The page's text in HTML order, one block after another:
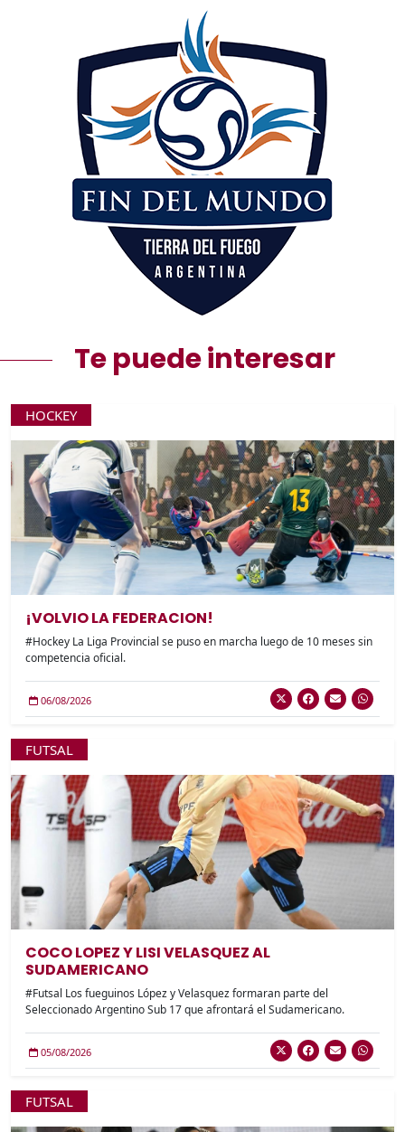
Te puede interesar
HOCKEY
¡VOLVIO LA FEDERACION!
#Hockey La Liga Provincial se puso en marcha luego de 10 meses sin
competencia oficial.
06/08/2026
FUTSAL
COCO LOPEZ Y LISI VELASQUEZ AL
SUDAMERICANO
#Futsal Los fueguinos López y Velasquez formaran parte del
Seleccionado Argentino Sub 17 que afrontará el Sudamericano.
05/08/2026
FUTSAL